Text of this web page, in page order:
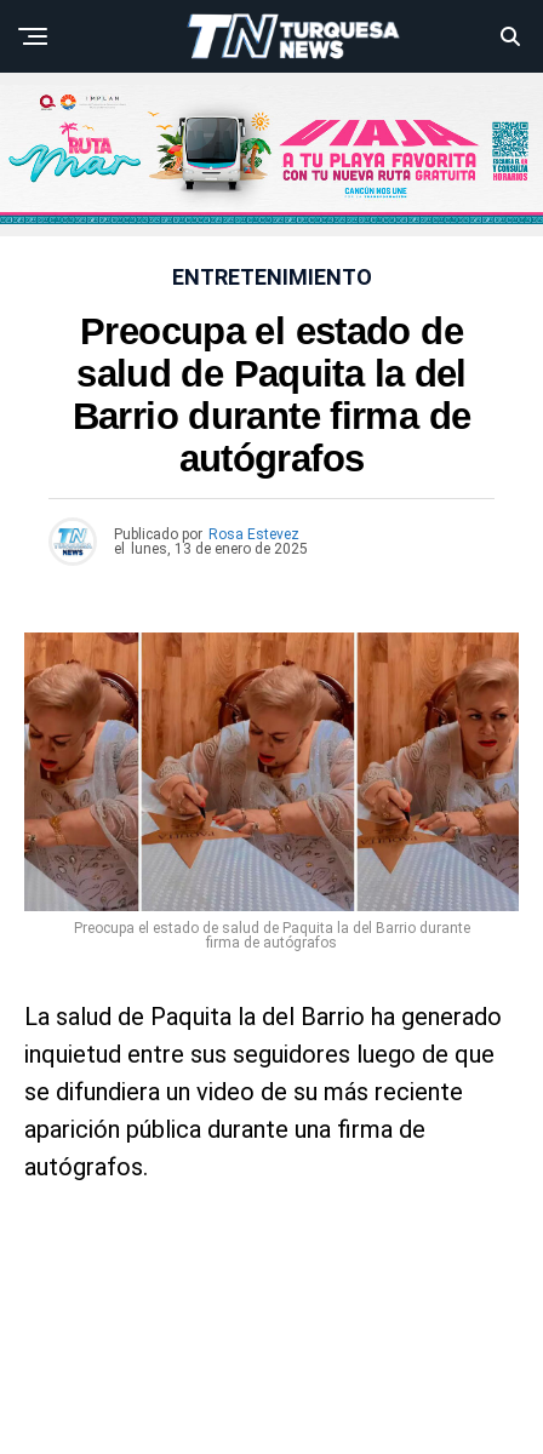
ENTRETENIMIENTO
Preocupa el estado de
salud de Paquita la del
Barrio durante firma de
autógrafos
Publicado por Rosa Estevez
el
lunes, 13 de enero de 2025
Preocupa el estado de salud de Paquita la del Barrio durante
firma de autógrafos
La salud de Paquita la del Barrio ha generado
inquietud entre sus seguidores luego de que
se difundiera un video de su más reciente
aparición pública durante una firma de
autógrafos.